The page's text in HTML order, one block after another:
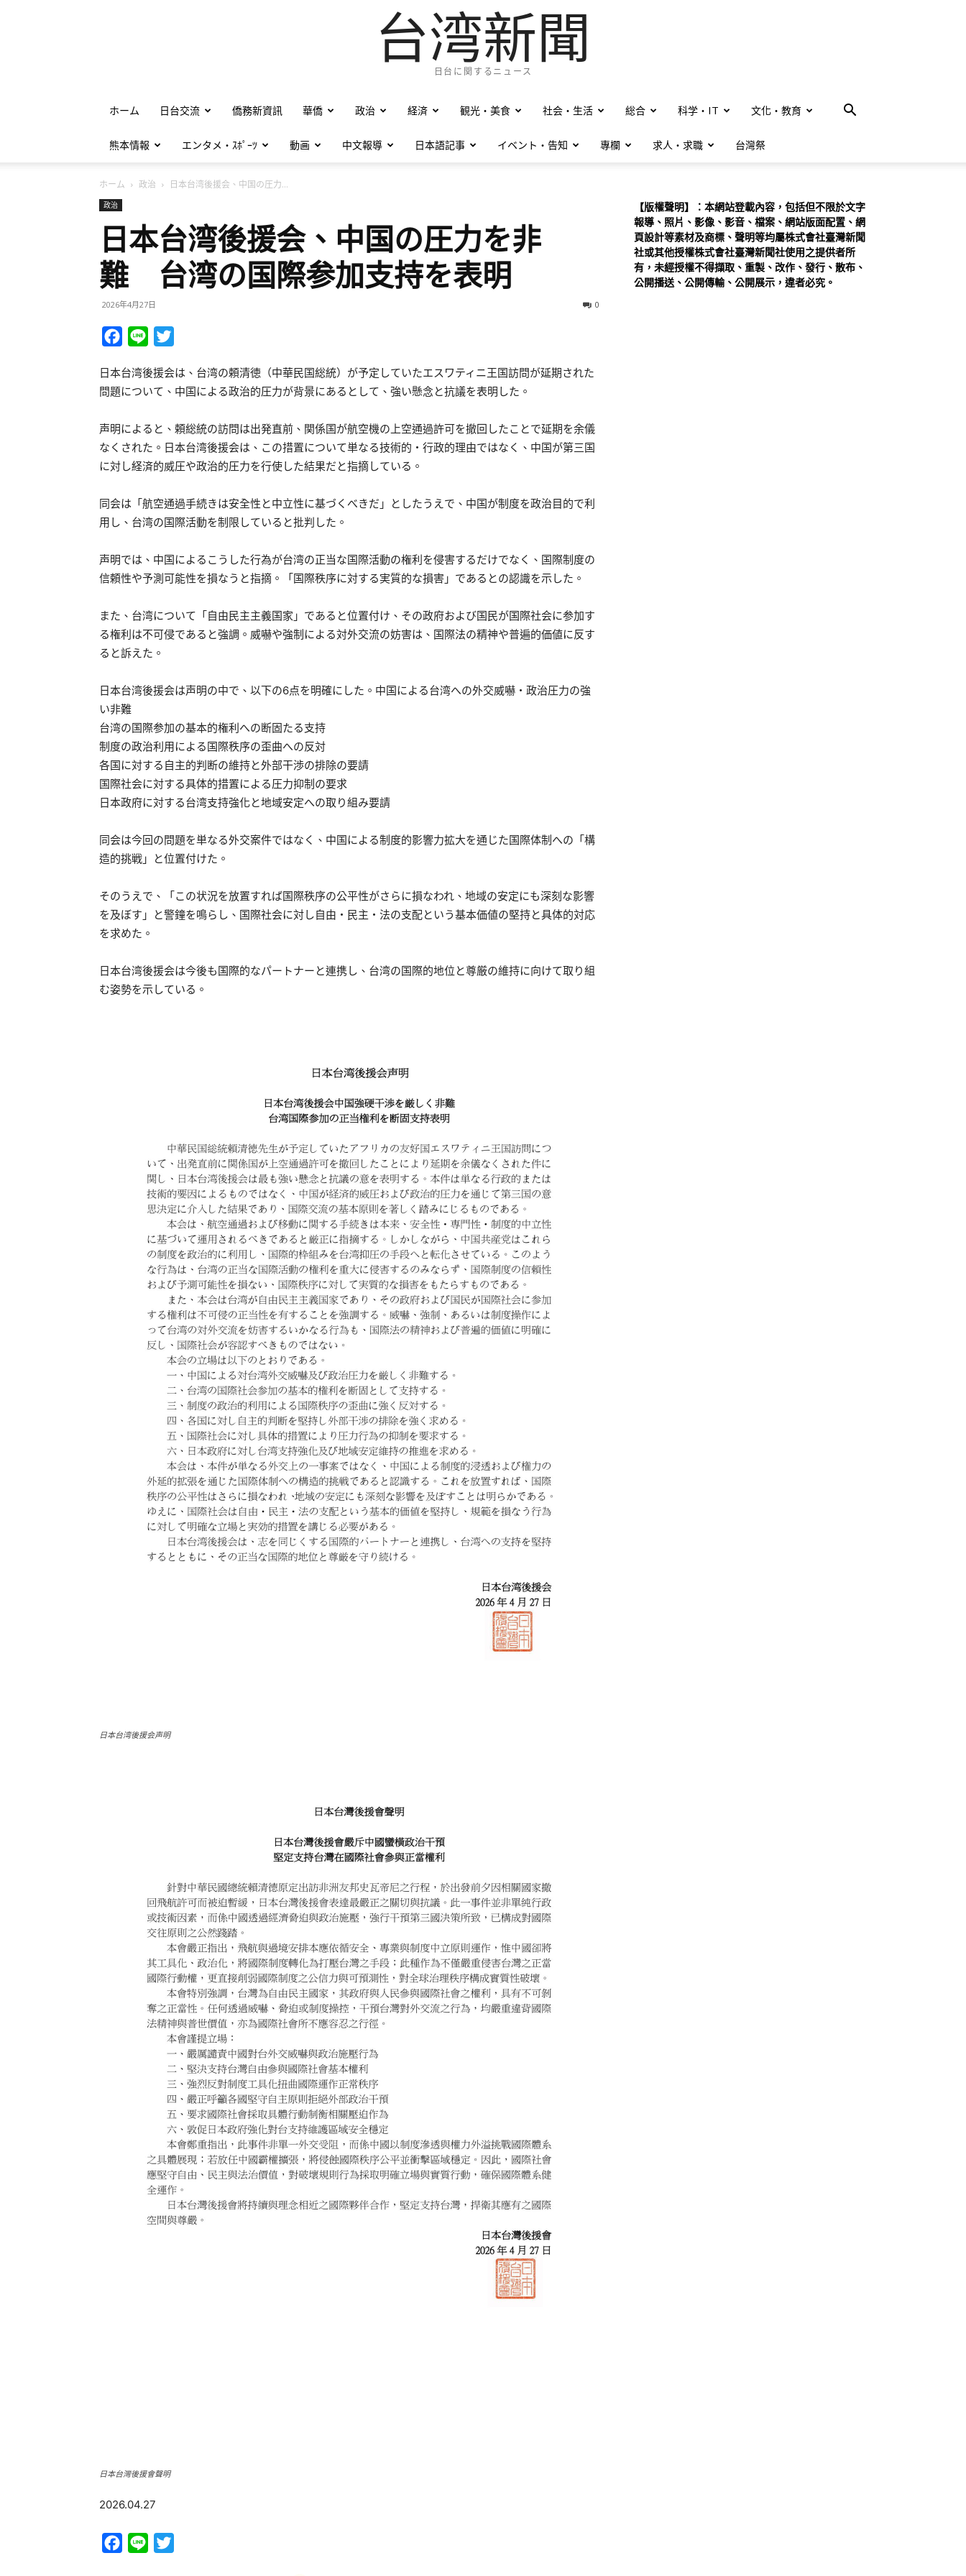
台湾新聞
日台に関するニュース
ホーム 日台交流 僑務新資訊 華僑 政治 経済 観光・美食 社会・生活 総合 科学・IT 文化・教育
熊本情報 エンタメ・ｽﾎﾟｰﾂ 動画 中文報導 日本語記事 イベント・告知 專欄 求人・求職 台灣祭
ホーム 政治 日本台湾後援会、中国の圧力...
政治
日本台湾後援会、中国の圧力を非
難 台湾の国際参加支持を表明
2026年4月27日 0
Facebook
Line
日本台湾後援会は、台湾の頼清徳（中華民国総統）が予定していたエスワティニ王国訪問が延期された
問題について、中国による政治的圧力が背景にあるとして、強い懸念と抗議を表明した。
声明によると、頼総統の訪問は出発直前、関係国が航空機の上空通過許可を撤回したことで延期を余儀
なくされた。日本台湾後援会は、この措置について単なる技術的・行政的理由ではなく、中国が第三国
に対し経済的威圧や政治的圧力を行使した結果だと指摘している。
同会は「航空通過手続きは安全性と中立性に基づくべきだ」としたうえで、中国が制度を政治目的で利
用し、台湾の国際活動を制限していると批判した。
声明では、中国によるこうした行為が台湾の正当な国際活動の権利を侵害するだけでなく、国際制度の
信頼性や予測可能性を損なうと指摘。「国際秩序に対する実質的な損害」であるとの認識を示した。
また、台湾について「自由民主主義国家」であると位置付け、その政府および国民が国際社会に参加す
る権利は不可侵であると強調。威嚇や強制による対外交流の妨害は、国際法の精神や普遍的価値に反す
ると訴えた。
日本台湾後援会は声明の中で、以下の6点を明確にした。中国による台湾への外交威嚇・政治圧力の強
い非難
台湾の国際参加の基本的権利への断固たる支持
制度の政治利用による国際秩序の歪曲への反対
各国に対する自主的判断の維持と外部干渉の排除の要請
国際社会に対する具体的措置による圧力抑制の要求
日本政府に対する台湾支持強化と地域安定への取り組み要請
同会は今回の問題を単なる外交案件ではなく、中国による制度的影響力拡大を通じた国際体制への「構
造的挑戦」と位置付けた。
そのうえで、「この状況を放置すれば国際秩序の公平性がさらに損なわれ、地域の安定にも深刻な影響
を及ぼす」と警鐘を鳴らし、国際社会に対し自由・民主・法の支配という基本価値の堅持と具体的対応
を求めた。
日本台湾後援会は今後も国際的なパートナーと連携し、台湾の国際的地位と尊厳の維持に向けて取り組
む姿勢を示している。
日本台湾後援会声明
日本台灣後援會聲明
2026.04.27
Facebook
Line
【版權聲明】：本網站登載內容，包括但不限於文字
報導、照片、影像、影音、檔案、網站版面配置、網
頁設計等素材及商標、聲明等均屬株式會社臺灣新聞
社或其他授權株式會社臺灣新聞社使用之提供者所
有，未經授權不得擷取、重製、改作、發行、散布、
公開播送、公開傳輸、公開展示，違者必究。